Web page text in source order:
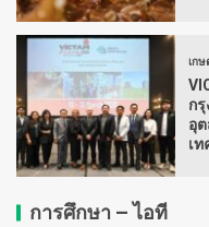
เกษ
ก
อุ
เ
การศึกษา – ไอที